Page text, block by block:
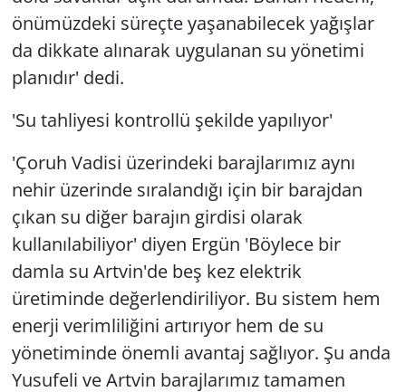
önümüzdeki süreçte yaşanabilecek yağışlar
da dikkate alınarak uygulanan su yönetimi
planıdır' dedi.
'Su tahliyesi kontrollü şekilde yapılıyor'
'Çoruh Vadisi üzerindeki barajlarımız aynı
nehir üzerinde sıralandığı için bir barajdan
çıkan su diğer barajın girdisi olarak
kullanılabiliyor' diyen Ergün 'Böylece bir
damla su Artvin'de beş kez elektrik
üretiminde değerlendiriliyor. Bu sistem hem
enerji verimliliğini artırıyor hem de su
yönetiminde önemli avantaj sağlıyor. Şu anda
Yusufeli ve Artvin barajlarımız tamamen